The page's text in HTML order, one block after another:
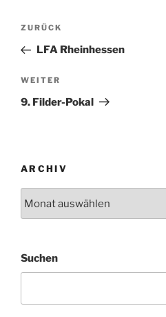
Beitragsnavigation
Vorheriger
Beitrag
ZURÜCK
LFA Rheinhessen
Nächster
Beitrag
WEITER
9. Filder-Pokal
ARCHIV
Suchen